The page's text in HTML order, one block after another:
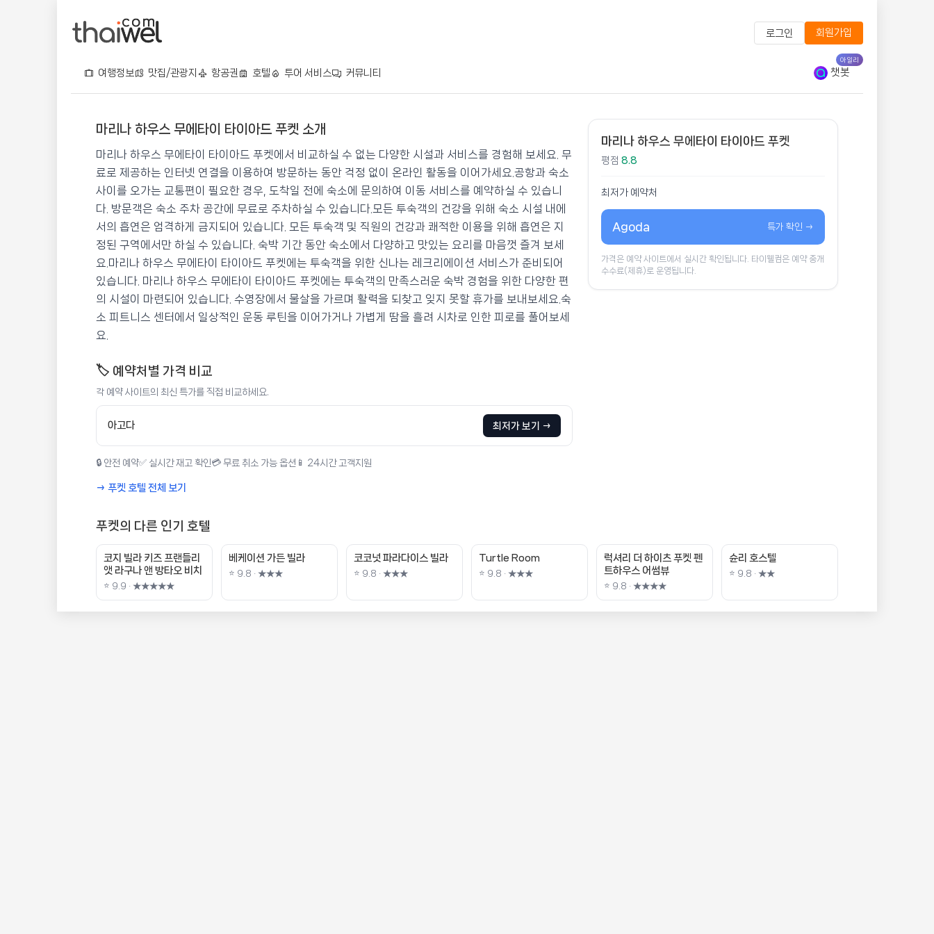
로그인 회원가입
여행정보 맛집/관광지 항공권 호텔 투어 서비스 커뮤니티 챗봇
아일리
마리나 하우스 무에타이 타이아드 푸켓
📍 푸켓★★★★ ⭐ 8.8
💰 최저가 확인 · 예약하기
마리나 하우스 무에타이 타이아드 푸켓 소개
마리나 하우스 무에타이 타이아드 푸켓에서 비교하실 수 없는 다양한 시설과 서비스를 경험해 보세요. 무
료로 제공하는 인터넷 연결을 이용하여 방문하는 동안 걱정 없이 온라인 활동을 이어가세요.공항과 숙소
사이를 오가는 교통편이 필요한 경우, 도착일 전에 숙소에 문의하여 이동 서비스를 예약하실 수 있습니
다. 방문객은 숙소 주차 공간에 무료로 주차하실 수 있습니다.모든 투숙객의 건강을 위해 숙소 시설 내에
서의 흡연은 엄격하게 금지되어 있습니다. 모든 투숙객 및 직원의 건강과 쾌적한 이용을 위해 흡연은 지
정된 구역에서만 하실 수 있습니다. 숙박 기간 동안 숙소에서 다양하고 맛있는 요리를 마음껏 즐겨 보세
요.마리나 하우스 무에타이 타이아드 푸켓에는 투숙객을 위한 신나는 레크리에이션 서비스가 준비되어
있습니다. 마리나 하우스 무에타이 타이아드 푸켓에는 투숙객의 만족스러운 숙박 경험을 위한 다양한 편
의 시설이 마련되어 있습니다. 수영장에서 물살을 가르며 활력을 되찾고 잊지 못할 휴가를 보내보세요.숙
소 피트니스 센터에서 일상적인 운동 루틴을 이어가거나 가볍게 땀을 흘려 시차로 인한 피로를 풀어보세
요.
🏷️ 예약처별 가격 비교
각 예약 사이트의 최신 특가를 직접 비교하세요.
아고다 최저가 보기 →
🔒 안전 예약✅ 실시간 재고 확인💳 무료 취소 가능 옵션 📱 24시간 고객지원
→ 푸켓 호텔 전체 보기
마리나 하우스 무에타이 타이아드 푸켓
평점 8.8
최저가 예약처
Agoda 특가 확인 →
가격은 예약 사이트에서 실시간 확인됩니다. 타이웰컴은 예약 중개
수수료(제휴)로 운영됩니다.
푸켓의 다른 인기 호텔
코지 빌라 키즈 프랜들리
앳 라구나 앤 방타오 비치
⭐ 9.9 · ★★★★★
베케이션 가든 빌라
⭐ 9.8 · ★★★
코코넛 파라다이스 빌라
⭐ 9.8 · ★★★
Turtle Room
⭐ 9.8 · ★★★
럭셔리 더 하이츠 푸켓 펜
트하우스 어썸뷰
⭐ 9.8 · ★★★★
슌리 호스텔
⭐ 9.8 · ★★